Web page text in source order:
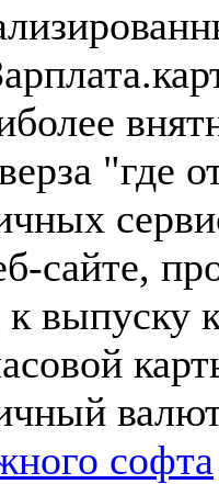
"где
сайте,
к выпуску
софта